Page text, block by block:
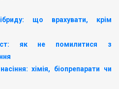
що врахувати, крім
як не помилитися з
хімія, біопрепарати чи